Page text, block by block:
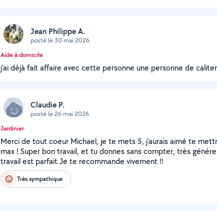
Jean Philippe A.
posté le 30 mai 2026
Aide à domicile
j'ai déjà fait affaire avec cette personne une personne de
Claudie P.
posté le 26 mai 2026
Jardinier
Merci de tout coeur Michael, je te mets 5, j'aurais aimé te
max ! Super bon travail, et tu donnes sans compter, très
travail est parfait Je te recommande vivement !!
Très sympathique